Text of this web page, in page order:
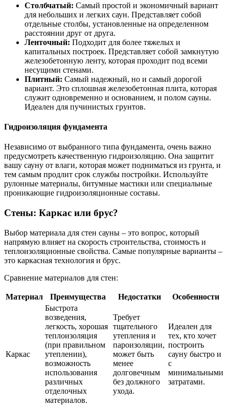
Столбчатый: Самый простой и экономичный вариант
для небольших и легких саун. Представляет собой
отдельные столбы, установленные на определенном
расстоянии друг от друга.
Ленточный: Подходит для более тяжелых и
капитальных построек. Представляет собой замкнутую
железобетонную ленту, которая проходит под всеми
несущими стенами.
Плитный: Самый надежный, но и самый дорогой
вариант. Это сплошная железобетонная плита, которая
служит одновременно и основанием, и полом сауны.
Идеален для пучинистых грунтов.
Гидроизоляция фундамента
Независимо от выбранного типа фундамента, очень важно
предусмотреть качественную гидроизоляцию. Она защитит
вашу сауну от влаги, которая может подниматься из грунта, и
тем самым продлит срок службы постройки. Используйте
рулонные материалы, битумные мастики или специальные
проникающие гидроизоляционные составы.
Стены: Каркас или брус?
Выбор материала для стен сауны – это вопрос, который
напрямую влияет на скорость строительства, стоимость и
теплоизоляционные свойства. Самые популярные варианты –
это каркасная технология и брус.
Сравнение материалов для стен:
Материал Преимущества Недостатки Особенности
Каркас
Быстрота
возведения,
легкость, хорошая
теплоизоляция
(при правильном
утеплении),
возможность
использования
различных
отделочных
материалов.
Требует
тщательного
утепления и
пароизоляции,
может быть
менее
долговечным
без должного
ухода.
Идеален для
тех, кто хочет
построить
сауну быстро и
с
минимальными
затратами.